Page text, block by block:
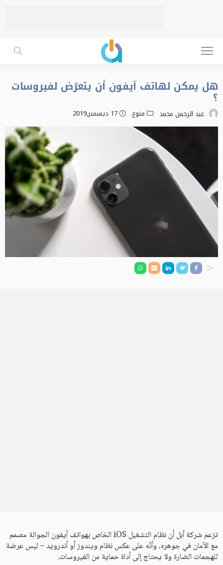
هل يمكن لهاتف آيفون أن يتعرّض لفيروسات
؟
عبد الرحمن محمد منوع 17 ديسمبر,2019
تزعم شركة آبل أن نظام التشغيل iOS الخاص بهواتف آيفون الجوالة مصمم
مع الأمان في جوهره، وأنّه على عكس نظام ويندوز أو أندرويد – ليس عرضة
للهجمات الضارة ولا يحتاج إلى أداة حماية من الفيروسات.